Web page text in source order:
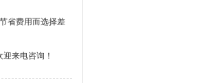
省费用而选择差
来电咨询！